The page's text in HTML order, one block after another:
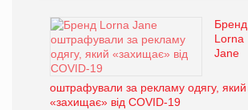
Бренд
Lorna
Jane
оштрафували за рекламу одягу, який
«захищає» від COVID-19